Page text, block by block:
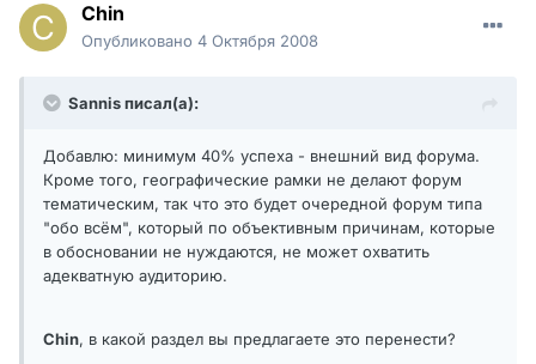
Chin
Опубликовано 4 Октября 2008
Sannis писал(а):
Добавлю: минимум 40% успеха - внешний вид форума.
Кроме того, географические рамки не делают форум
тематическим, так что это будет очередной форум типа
"обо всём", который по объективным причинам, которые
в обосновании не нуждаются, не может охватить
адекватную аудиторию.
Chin, в какой раздел вы предлагаете это перенести?